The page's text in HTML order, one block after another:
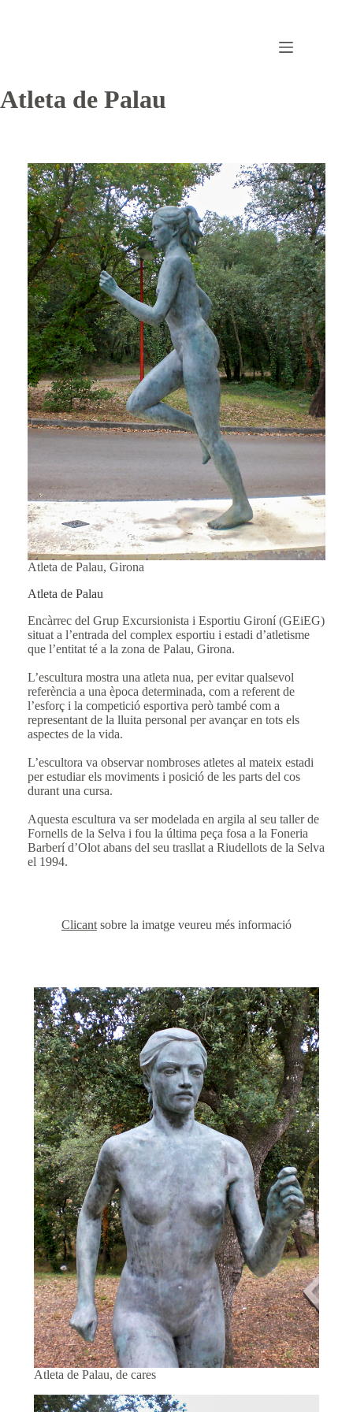
Atleta de Palau
Atleta de Palau, Girona
Atleta de Palau
Encàrrec del Grup Excursionista i Esportiu Gironí (GEiEG)
situat a l’entrada del complex esportiu i estadi d’atletisme
que l’entitat té a la zona de Palau, Girona.
L’escultura mostra una atleta nua, per evitar qualsevol
referència a una època determinada, com a referent de
l’esforç i la competició esportiva però també com a
representant de la lluita personal per avançar en tots els
aspectes de la vida.
L’escultora va observar nombroses atletes al mateix estadi
per estudiar els moviments i posició de les parts del cos
durant una cursa.
Aquesta escultura va ser modelada en argila al seu taller de
Fornells de la Selva i fou la última peça fosa a la Foneria
Barberí d’Olot abans del seu trasllat a Riudellots de la Selva
el 1994.
Clicant sobre la imatge veureu més informació
Atleta de Palau, de cares